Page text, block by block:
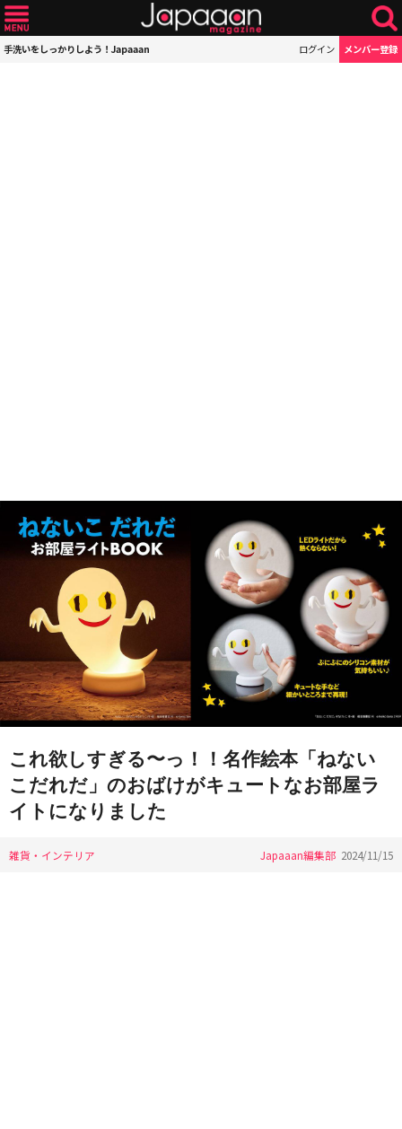
手洗いをしっかりしよう！Japaaan ログイン メンバー登録
これ欲しすぎる〜っ！！名作絵本「ねない
こだれだ」のおばけがキュートなお部屋ラ
イトになりました
雑貨・インテリア Japaaan編集部 2024/11/15